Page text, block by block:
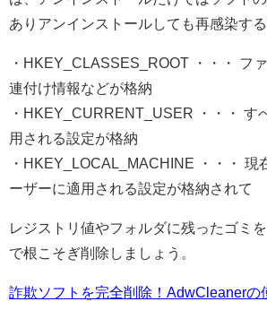
ありアンインストールしても再感染する
・HKEY_CLASSES_ROOT ・・・ フ
連付け情報などが格納
・HKEY_CURRENT_USER ・・・ す
用される設定が格納
・HKEY_LOCAL_MACHINE ・・・ 現
ーザーに適用される設定が格納されて
レジストリ値やフォルダに残ったゴミを
で根こそぎ削除しましょう。
詐欺ソフトを完全削除！AdwCleanerの